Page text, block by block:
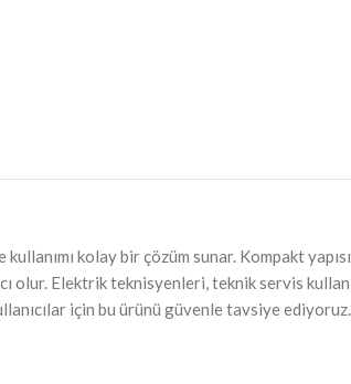
kolay bir çözüm sunar. Kompakt
olur. Elektrik teknisyenleri, teknik servis
için bu ürünü güvenle tavsiye ediyoruz.